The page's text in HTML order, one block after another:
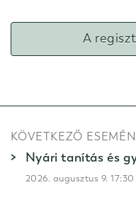
A
KÖVETKEZŐ
Nyári tanítás és
2026. augusztus 9. 17:30